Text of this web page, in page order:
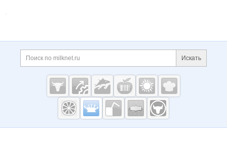
Дополнительная информация
Поиск по сайту и
Искать
Cсылки на полезные проекты
Молочная
промышленность